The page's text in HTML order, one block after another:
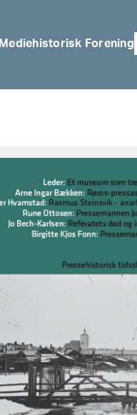
Mediehistorisk Forening